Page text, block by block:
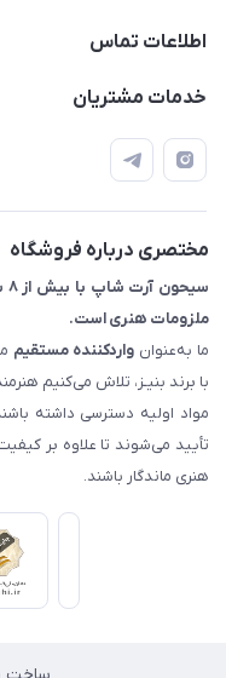
اطلاعات تماس
خدمات مشتریان
📝 قوانین و مقررات
📖 راهنما
مختصری درباره فروشگاه
ملزومات هنری است.
ما به‌عنوان واردکننده مستقیم
با برند بنیـز، تلاش می‌کنیم
مواد اولیه دسترسی داشته
تأیید می‌شوند تا علاوه بر
هنری ماندگار باشند.